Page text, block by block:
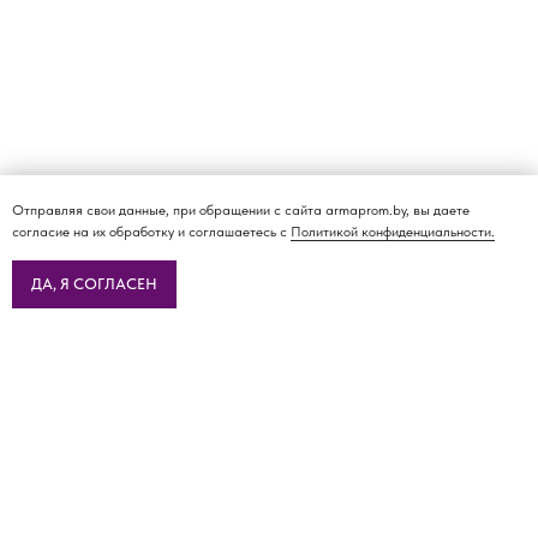
Отправляя свои данные, при обращении с сайта armaprom.by, вы даете
согласие на их обработку и соглашаетесь с Политикой конфиденциальности.
ДА, Я СОГЛАСЕН